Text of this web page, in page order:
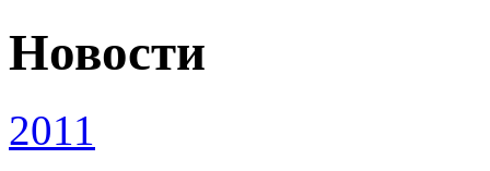
Новости
2011